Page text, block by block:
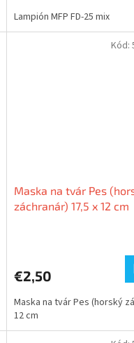
Lampión MFP FD-25 mix
Maska na tvár Pes
záchranár) 17,5 x 12 cm
€2,50
Maska na tvár Pes (horský
12 cm
Kód: